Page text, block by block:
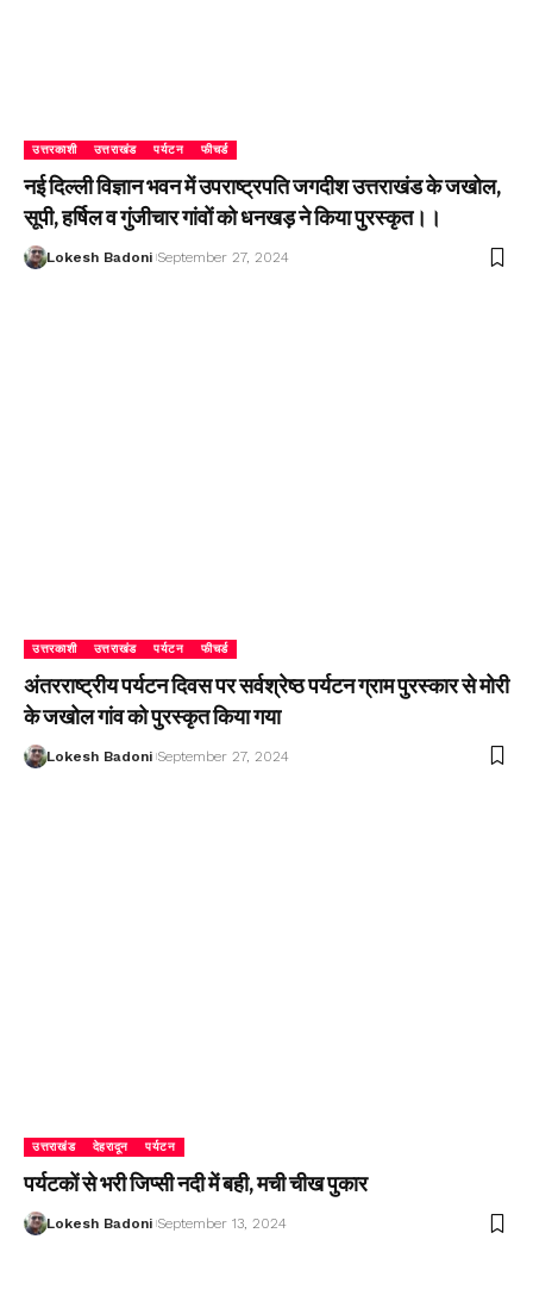
उत्तरकाशी उत्तराखंड पर्यटन फीचर्ड
नई दिल्ली विज्ञान भवन में उपराष्ट्रपति जगदीश उत्तराखंड के जखोल,
सूपी, हर्षिल व गुंजीचार गांवों को धनखड़ ने किया पुरस्कृत।।
Lokesh Badoni September 27, 2024
उत्तरकाशी उत्तराखंड पर्यटन फीचर्ड
अंतरराष्ट्रीय पर्यटन दिवस पर सर्वश्रेष्ठ पर्यटन ग्राम पुरस्कार से मोरी
के जखोल गांव को पुरस्कृत किया गया
Lokesh Badoni September 27, 2024
उत्तराखंड देहरादून पर्यटन
पर्यटकों से भरी जिप्सी नदी में बही, मची चीख पुकार
Lokesh Badoni September 13, 2024